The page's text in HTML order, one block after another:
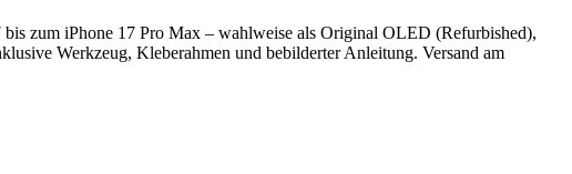
zum iPhone 17 Pro Max – wahlweise als Original OLED (Refurbished),
Werkzeug, Kleberahmen und bebilderter Anleitung. Versand am